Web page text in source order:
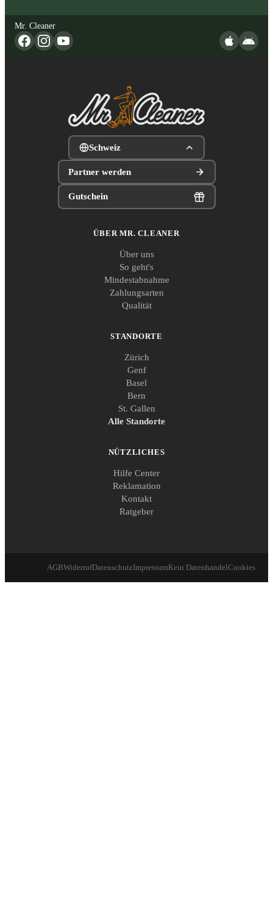
Mr. Cleaner
Schweiz
Partner werden
Gutschein
ÜBER MR. CLEANER
Über uns
So geht's
Mindestabnahme
Zahlungsarten
Qualität
STANDORTE
Zürich
Genf
Basel
Bern
St. Gallen
Alle Standorte
NÜTZLICHES
Hilfe Center
Reklamation
Kontakt
Ratgeber
AGBWiderrufDatenschutzImpressumKein DatenhandelCookies